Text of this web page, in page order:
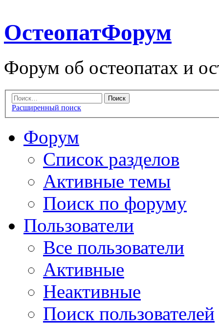
ОстеопатФорум
Форум об остеопатах и
Расширенный поиск
Форум
Список разделов
Активные темы
Поиск по форуму
Пользователи
Все пользователи
Активные
Неактивные
Поиск пользователей